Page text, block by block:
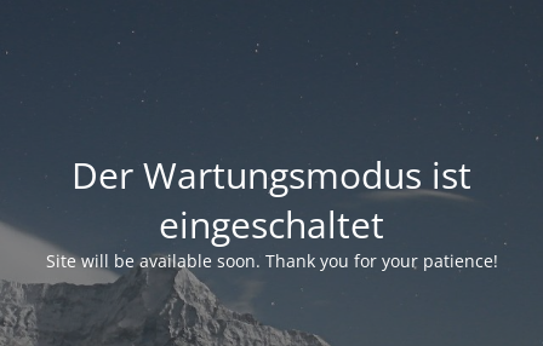
Der Wartungsmodus ist
eingeschaltet
Site will be available soon. Thank you for your patience!